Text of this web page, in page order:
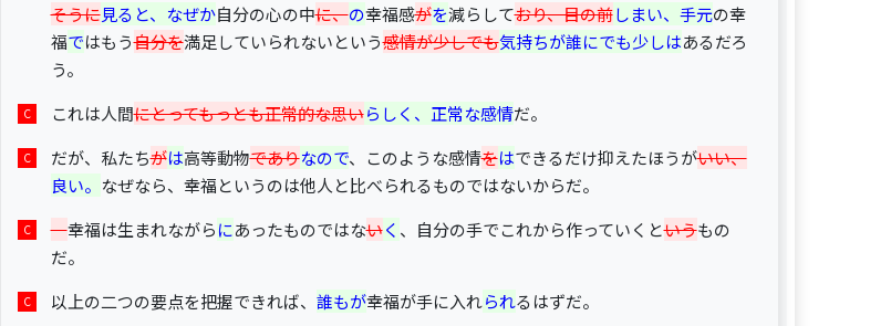
そうに見ると、なぜか自分の心の中に、の幸福感がを減らしており、目の前しまい、手元の幸
福ではもう自分を満足していられないという感情が少しでも気持ちが誰にでも少しはあるだろ
う。
これは人間にとってもっとも正常的な思いらしく、正常な感情だ。
だが、私たちがは高等動物でありなので、このような感情をはできるだけ抑えたほうがいい、
良い。 なぜなら、幸福というのは他人と比べられるものではないからだ。
幸福は生まれながらにあったものではないく 、自分の手でこれから作っていくというもの
だ。
以上の二つの要点を把握できれば、 誰もが幸福が手に入れられるはずだ。